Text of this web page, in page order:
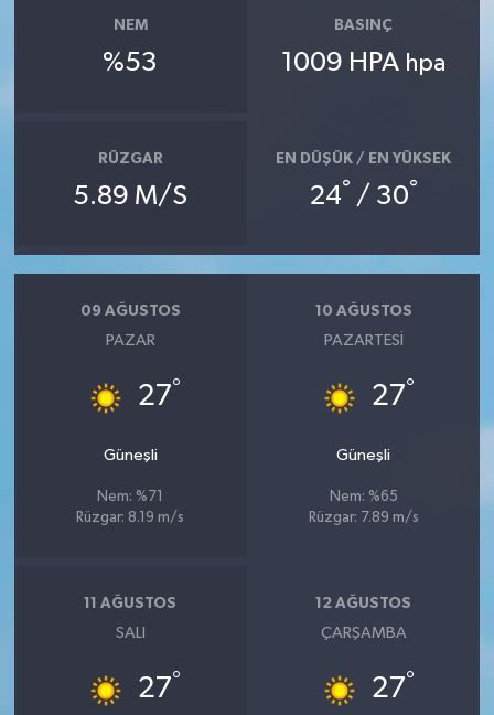
NEM
%53
BASINÇ
1009 HPA hpa
RÜZGAR
5.89 M/S
EN DÜŞÜK / EN YÜKSEK
24° / 30°
09 AĞUSTOS
PAZAR
27°
Güneşli
Nem: %71
Rüzgar: 8.19 m/s
10 AĞUSTOS
PAZARTESI
27°
Güneşli
Nem: %65
Rüzgar: 7.89 m/s
11 AĞUSTOS
SALI
27°
12 AĞUSTOS
ÇARŞAMBA
27°